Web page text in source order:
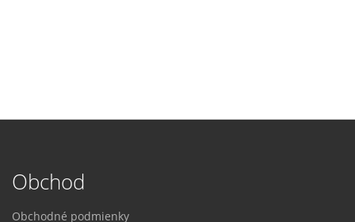
Obchod
Obchodné podmienky